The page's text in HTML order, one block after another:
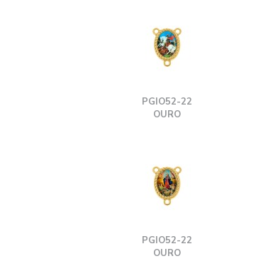
PGIO52-22
OURO
PGIO52-22
OURO